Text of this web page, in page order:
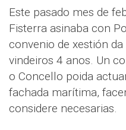
Este pasado mes de
Fisterra asinaba con
convenio de xestión
vindeiros 4 anos. Un
o Concello poida
fachada marítima,
considere necesarias.